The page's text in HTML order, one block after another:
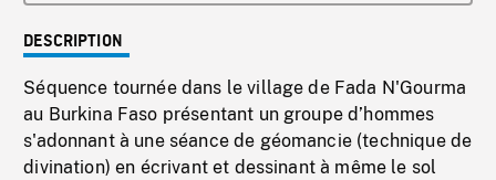
DESCRIPTION
Séquence tournée dans le village de Fada N'Gourma
au Burkina Faso présentant un groupe d’hommes
s'adonnant à une séance de géomancie (technique de
divination) en écrivant et dessinant à même le sol